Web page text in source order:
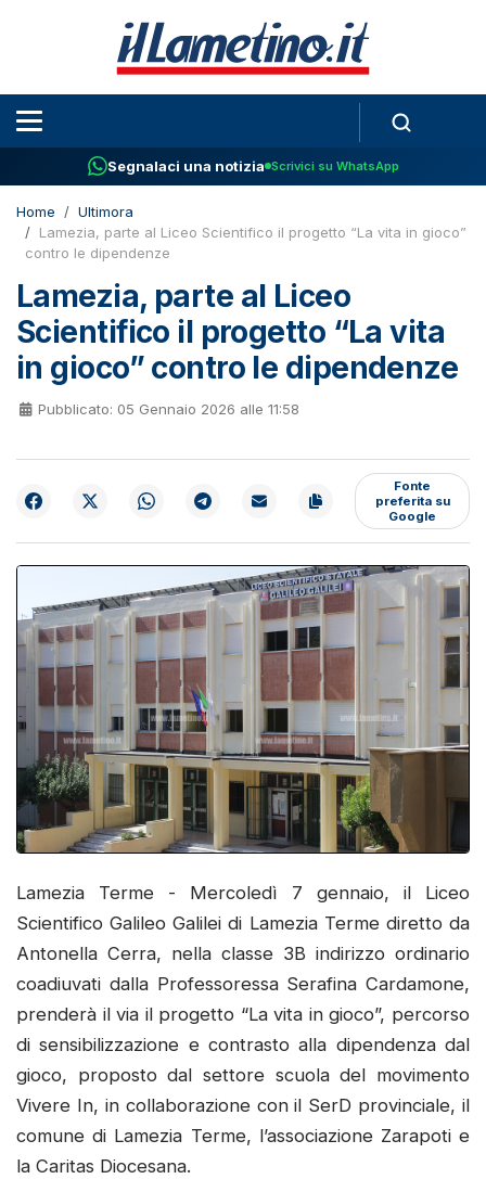
Segnalaci una notizia Scrivici su WhatsApp
Home
Ultimora
Lamezia, parte al Liceo Scientifico il progetto “La vita in gioco”
contro le dipendenze
Lamezia, parte al Liceo
Scientifico il progetto “La vita
in gioco” contro le dipendenze
Pubblicato: 05 Gennaio 2026 alle 11:58
Fonte
preferita su
Google
Lamezia Terme - Mercoledì 7 gennaio, il Liceo
Scientifico Galileo Galilei di Lamezia Terme diretto da
Antonella Cerra, nella classe 3B indirizzo ordinario
coadiuvati dalla Professoressa Serafina Cardamone,
prenderà il via il progetto “La vita in gioco”, percorso
di sensibilizzazione e contrasto alla dipendenza dal
gioco, proposto dal settore scuola del movimento
Vivere In, in collaborazione con il SerD provinciale, il
comune di Lamezia Terme, l’associazione Zarapoti e
la Caritas Diocesana.